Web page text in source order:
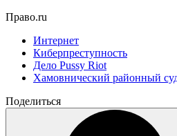
Право.ru
Интернет
Киберпреступность
Дело Pussy Riot
Хамовнический районный
Поделиться